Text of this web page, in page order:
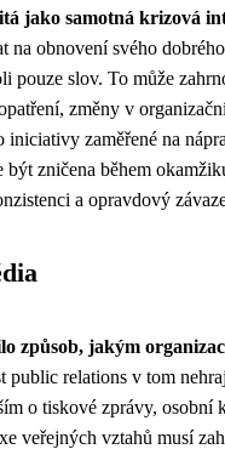
jako samotná krizová
na obnovení svého
pouze slov. To může
změny v
zaměřené na
být zničena během
a opravdový
způsob, jakým
public relations v tom
o tiskové zprávy, osobní
veřejných vztahů musí